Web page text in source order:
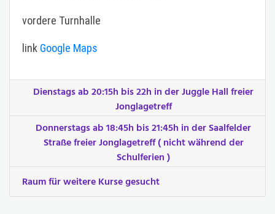
vordere Turnhalle
link Google Maps
Dienstags ab 20:15h bis 22h in der Juggle Hall freier
Jonglagetreff
Donnerstags ab 18:45h bis 21:45h in der Saalfelder
Straße freier Jonglagetreff ( nicht während der
Schulferien )
Raum für weitere Kurse gesucht